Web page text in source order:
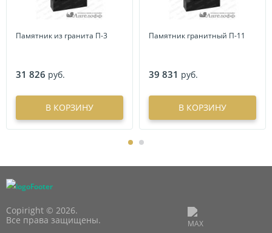
Памятник из гранита П-3
31 826 руб.
В КОРЗИНУ
Памятник гранитный П-11
39 831 руб.
В КОРЗИНУ
Copiright © 2026.
Все права защищены.